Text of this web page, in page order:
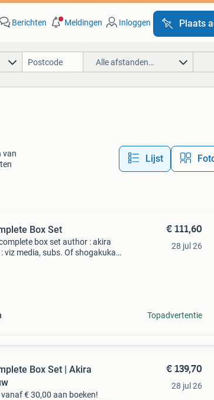
Berichten Meldingen Inloggen Plaats
Alle afstanden…
van
Lijst
Box Set
box set author : akira
viz media, subs. Of shogakukan
€ 111,60
28 jul 26
Topadvertentie
Box Set | Akira
€ 30,00 aan boeken!
€ 139,70
28 jul 26